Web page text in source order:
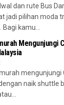
dan rute Bus
jadi pilihan moda
kamu...
Mengunjungi
mengunjungi
naik shuttle